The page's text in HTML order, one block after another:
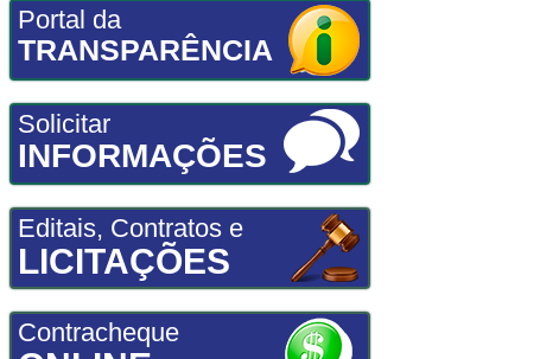
Portal da
TRANSPARÊNCIA
Solicitar
INFORMAÇÕES
Editais, Contratos e
LICITAÇÕES
Contracheque